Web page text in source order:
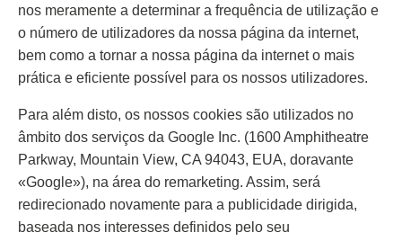
nos meramente a determinar a frequência de utilização e
o número de utilizadores da nossa página da internet,
bem como a tornar a nossa página da internet o mais
prática e eficiente possível para os nossos utilizadores.
Para além disto, os nossos cookies são utilizados no
âmbito dos serviços da Google Inc. (1600 Amphitheatre
Parkway, Mountain View, CA 94043, EUA, doravante
«Google»), na área do remarketing. Assim, será
redirecionado novamente para a publicidade dirigida,
baseada nos interesses definidos pelo seu